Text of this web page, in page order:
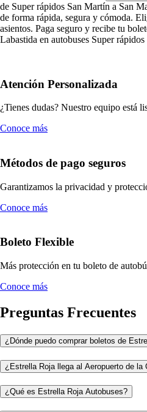
de Super rápidos San Martín a San
de forma rápida, segura y cómoda.
asientos. Paga seguro y recibe tu
Labastida en autobuses Super
Atención Personalizada
¿Tienes dudas? Nuestro equipo está
Conoce más
Métodos de pago seguros
Garantizamos la privacidad y
Conoce más
Boleto Flexible
Más protección en tu boleto de
Conoce más
Preguntas Frecuentes
¿Dónde puedo comprar boletos de
¿Estrella Roja llega al Aeropuerto de la
¿Qué es Estrella Roja Autobuses?